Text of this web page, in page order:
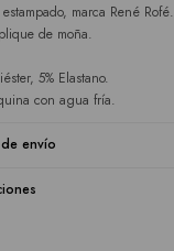
marca René Rofé.
de moña.
5% Elastano.
con agua fría.
envío